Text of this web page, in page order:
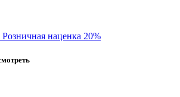
наценка 20%